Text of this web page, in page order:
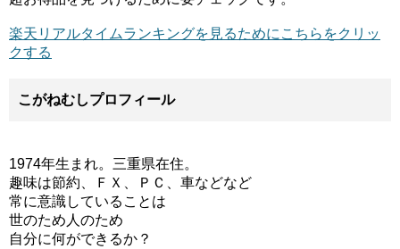
楽天リアルタイムランキングを見るためにこちらをクリッ
クする
こがねむしプロフィール
1974年生まれ。三重県在住。
趣味は節約、ＦＸ、ＰＣ、車などなど
常に意識していることは
世のため人のため
自分に何ができるか？